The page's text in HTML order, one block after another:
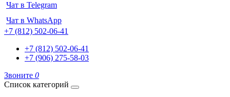
Чат в Telegram
Чат в WhatsApp
+7 (812) 502-06-41
+7 (812) 502-06-41
+7 (906) 275-58-03
Звоните 0
Список категорий